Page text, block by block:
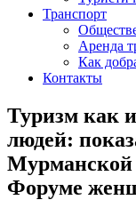
Транспорт
Аренда
Как
Контакты
Туризм как
людей:
Мурманской
Форуме